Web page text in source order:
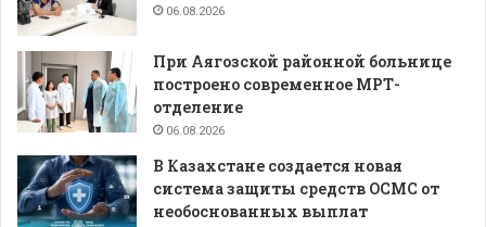
06.08.2026
При Аягозской районной больнице
построено современное МРТ-
отделение
06.08.2026
В Казахстане создается новая
система защиты средств ОСМС от
необоснованных выплат